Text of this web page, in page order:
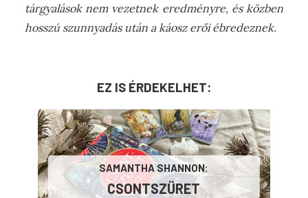
tárgyalások nem vezetnek eredményre, és közben
hosszú szunnyadás után a káosz erői ébredeznek.
EZ IS ÉRDEKELHET:
SAMANTHA SHANNON:
CSONTSZÜRET